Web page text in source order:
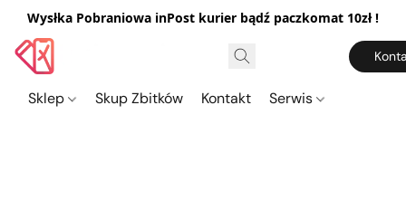
Wysłka Pobraniowa inPost kurier bądź paczkomat 10zł !
Sklep Skup Zbitków Kontakt Serwis